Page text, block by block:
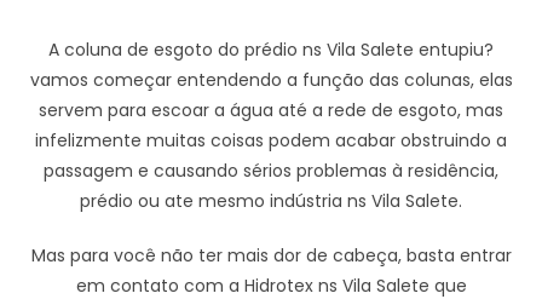
A coluna de esgoto do prédio ns Vila Salete entupiu?
vamos começar entendendo a função das colunas, elas
servem para escoar a água até a rede de esgoto, mas
infelizmente muitas coisas podem acabar obstruindo a
passagem e causando sérios problemas à residência,
prédio ou ate mesmo indústria ns Vila Salete.
Mas para você não ter mais dor de cabeça, basta entrar
em contato com a Hidrotex ns Vila Salete que